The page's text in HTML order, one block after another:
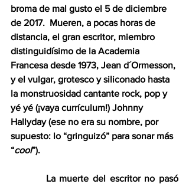
broma de mal gusto el 5 de diciembre
de 2017.  Mueren, a pocas horas de
distancia, el gran escritor, miembro
distinguidísimo de la Academia
Francesa desde 1973, Jean d´Ormesson,
y el vulgar, grotesco y siliconado hasta
la monstruosidad cantante rock, pop y
yé yé (¡vaya currículum!) Johnny
Hallyday (ese no era su nombre, por
supuesto: lo “gringuizó” para sonar más
“cool”).
La muerte del escritor no pasó